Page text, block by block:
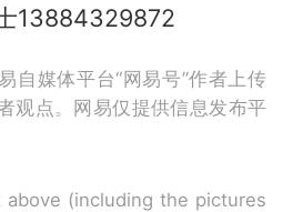
13884329872
自媒体平台“网易号”作者上传
观点。网易仅提供信息发布平
(including the pictures